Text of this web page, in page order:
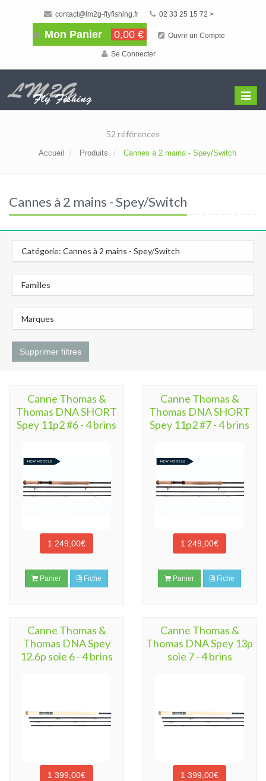
contact@lm2g-flyfishing.fr 02 33 25 15 72 >
Mon Panier 0,00 € Ouvrir un Compte
Se Connecter
Menu
52 références
Accueil Produits Cannes à 2 mains - Spey/Switch
Cannes à 2 mains - Spey/Switch
Catégorie: Cannes à 2 mains - Spey/Switch
Familles
Marques
Supprimer filtres
Canne Thomas &
Thomas DNA SHORT
Spey 11p2 #6 - 4 brins
1 249,00€
Panier Fiche
Canne Thomas &
Thomas DNA SHORT
Spey 11p2 #7 - 4 brins
1 249,00€
Panier Fiche
Canne Thomas &
Thomas DNA Spey
12.6p soie 6 - 4 brins
1 399,00€
Canne Thomas &
Thomas DNA Spey 13p
soie 7 - 4 brins
1 399,00€